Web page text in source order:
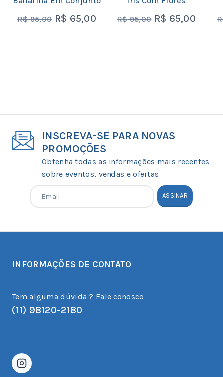
R$95,00 R$ 65,00
R$95,00 R$ 65,00
INSCREVA-SE PARA NOVAS
PROMOÇÕES
Obtenha todas as informações mais recentes
sobre eventos, vendas e ofertas
INFORMAÇÕES DE CONTATO
Tem alguma dúvida ? Fale conosco
(11) 98120-2180